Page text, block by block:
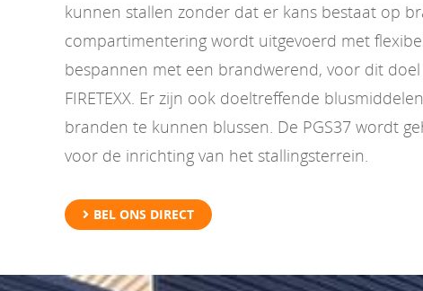
kunnen stallen zonder dat er kans bestaat op
compartimentering wordt uitgevoerd met
bespannen met een brandwerend, voor dit
FIRETEXX. Er zijn ook doeltreffende
branden te kunnen blussen. De PGS37 wordt
voor de inrichting van het stallingsterrein.
BEL ONS DIRECT